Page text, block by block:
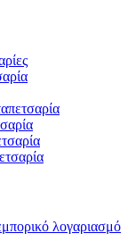
λογαριασμό